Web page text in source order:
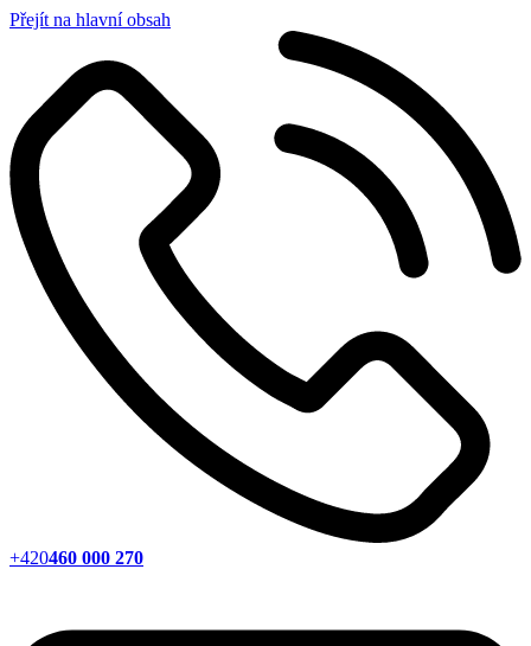
Přejít na hlavní obsah
+420460 000 270